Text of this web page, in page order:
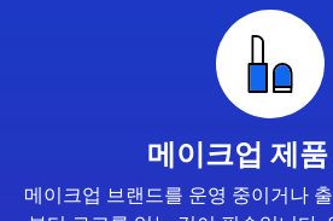
메이크업 제
메이크업 브랜드를 운영 중이거나